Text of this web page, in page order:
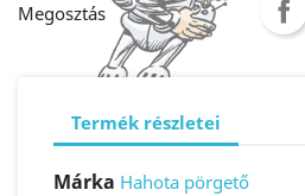
Megosztás
Termék részletei
Márka Hahota pörgető